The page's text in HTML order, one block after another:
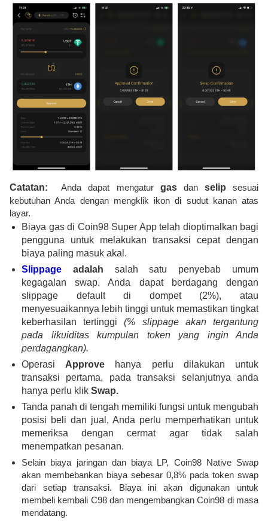
Catatan: Anda dapat mengatur gasdan selip sesuai
kebutuhan Anda dengan mengklik ikon di sudut kanan atas
layar.
Biaya gas di Coin98 Super App telah dioptimalkan bagi
pengguna untuk melakukan transaksi cepat dengan
biaya paling masuk akal.
Slippage adalah salah satu penyebab umum
kegagalan swap. Anda dapat berdagang dengan
slippage default di dompet (2%), atau
menyesuaikannya lebih tinggi untuk memastikan tingkat
keberhasilan tertinggi (% slippage akan tergantung
pada likuiditas kumpulan token yang ingin Anda
perdagangkan).
Operasi Approve hanya perlu dilakukan untuk
transaksi pertama, pada transaksi selanjutnya anda
hanya perlu klik Swap.
Tanda panah di tengah memiliki fungsi untuk mengubah
posisi beli dan jual, Anda perlu memperhatikan untuk
memeriksa dengan cermat agar tidak salah
menempatkan pesanan.
Selain biaya jaringan dan biaya LP, Coin98 Native Swap
akan membebankan biaya sebesar 0,8% pada token swap
dari setiap transaksi. Biaya ini akan digunakan untuk
membeli kembali C98 dan mengembangkan Coin98 di masa
mendatang.